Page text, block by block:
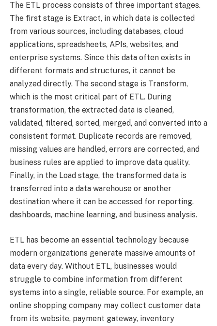
The ETL process consists of three important stages.
The first stage is Extract, in which data is collected
from various sources, including databases, cloud
applications, spreadsheets, APIs, websites, and
enterprise systems. Since this data often exists in
different formats and structures, it cannot be
analyzed directly. The second stage is Transform,
which is the most critical part of ETL. During
transformation, the extracted data is cleaned,
validated, filtered, sorted, merged, and converted into a
consistent format. Duplicate records are removed,
missing values are handled, errors are corrected, and
business rules are applied to improve data quality.
Finally, in the Load stage, the transformed data is
transferred into a data warehouse or another
destination where it can be accessed for reporting,
dashboards, machine learning, and business analysis.
ETL has become an essential technology because
modern organizations generate massive amounts of
data every day. Without ETL, businesses would
struggle to combine information from different
systems into a single, reliable source. For example, an
online shopping company may collect customer data
from its website, payment gateway, inventory